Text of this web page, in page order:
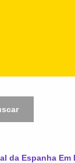
da Espanha Em